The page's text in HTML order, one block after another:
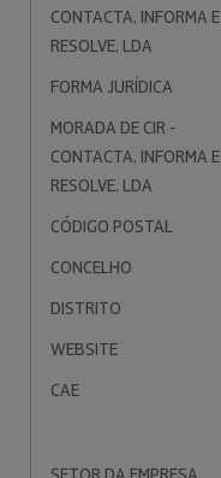
CONTACTA, INFORMA E
RESOLVE, LDA
FORMA JURÍDICA
MORADA DE CIR -
CONTACTA, INFORMA E
RESOLVE, LDA
CÓDIGO POSTAL
CONCELHO
DISTRITO
WEBSITE
CAE